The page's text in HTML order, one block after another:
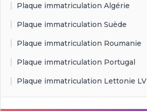
Plaque immatriculation Algérie
Plaque immatriculation Suède
Plaque immatriculation Roumanie
Plaque immatriculation Portugal
Plaque immatriculation Lettonie LV